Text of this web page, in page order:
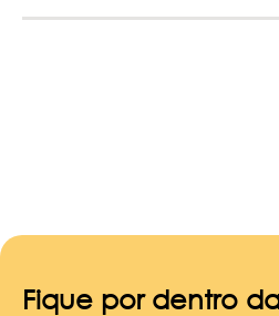
Fique por dentro